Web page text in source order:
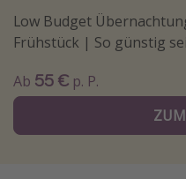
Tulum Urlaub
Sri Lanka Rundreise
Japan Rundreise
Low Budget
Frühstück | So günstig
Ab 55 € p. P.